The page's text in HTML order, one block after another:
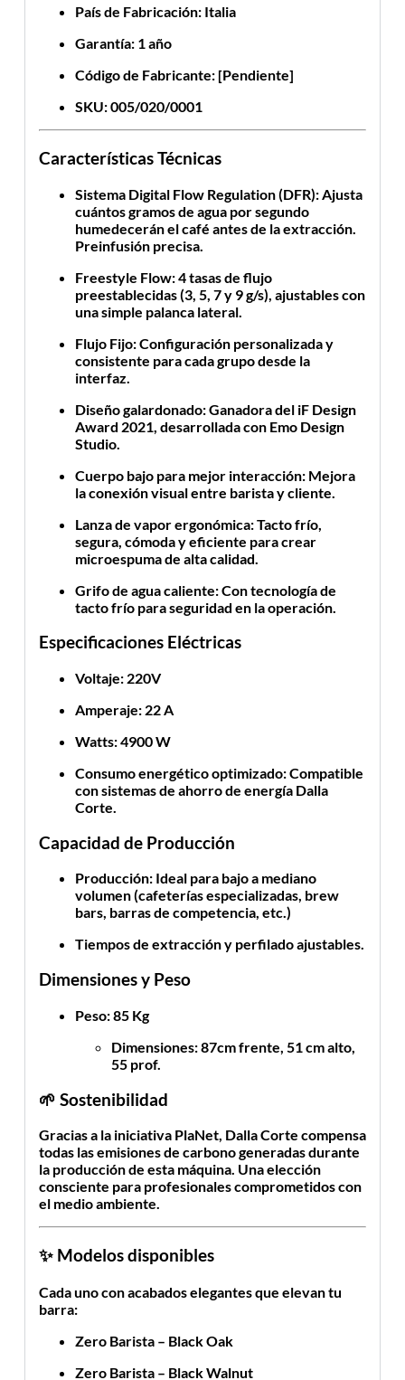
País de Fabricación: Italia
Garantía: 1 año
Código de Fabricante: [Pendiente]
SKU:005/020/0001
Características Técnicas
Sistema Digital Flow Regulation (DFR): Ajusta
cuántos gramos de agua por segundo
humedecerán el café antes de la extracción.
Preinfusión precisa.
Freestyle Flow: 4 tasas de flujo
preestablecidas (3, 5, 7 y 9 g/s), ajustables con
una simple palanca lateral.
Flujo Fijo: Configuración personalizada y
consistente para cada grupo desde la
interfaz.
Diseño galardonado: Ganadora del iF Design
Award 2021, desarrollada con Emo Design
Studio.
Cuerpo bajo para mejor interacción: Mejora
la conexión visual entre barista y cliente.
Lanza de vapor ergonómica: Tacto frío,
segura, cómoda y eficiente para crear
microespuma de alta calidad.
Grifo de agua caliente: Con tecnología de
tacto frío para seguridad en la operación.
Especificaciones Eléctricas
Voltaje: 220V
Amperaje: 22 A
Watts: 4900 W
Consumo energético optimizado: Compatible
con sistemas de ahorro de energía Dalla
Corte.
Capacidad de Producción
Producción: Ideal para bajo a mediano
volumen (cafeterías especializadas, brew
bars, barras de competencia, etc.)
Tiempos de extracción y perfilado ajustables.
Dimensiones y Peso
Peso: 85 Kg
Dimensiones: 87cm frente, 51 cm alto,
55 prof.
🌱 Sostenibilidad
Gracias a la iniciativa PlaNet, Dalla Corte compensa
todas las emisiones de carbono generadas durante
la producción de esta máquina. Una elección
consciente para profesionales comprometidos con
el medio ambiente.
✨ Modelos disponibles
Cada uno con acabados elegantes que elevan tu
barra:
Zero Barista – Black Oak
Zero Barista – Black Walnut